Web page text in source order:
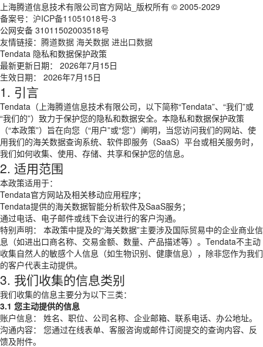
上海腾道信息技术有限公司官方网站_版权所有 © 2005-2029
备案号： 沪ICP备11051018号-3
公网安备 31011502003518号
友情链接： 腾道数据 海关数据 进出口数据
Tendata 隐私和数据保护政策
最新更新日期： 2026年7月15日
生效日期： 2026年7月15日
1. 引言
Tendata（上海腾道信息技术有限公司，以下简称“Tendata”、“我们”或
“我们的”）致力于保护您的隐私和数据安全。本隐私和数据保护政策
（“本政策”）旨在向您（“用户”或“您”）阐明，当您访问我们的网站、使
用我们的海关数据查询系统、软件即服务（SaaS）平台或相关服务时，
我们如何收集、使用、存储、共享和保护您的信息。
2. 适用范围
本政策适用于：
Tendata官方网站及相关移动应用程序；
Tendata提供的海关数据智能分析软件及SaaS服务；
通过电话、电子邮件或线下会议进行的客户沟通。
特别声明： 本政策中提及的“海关数据”主要涉及国际贸易中的企业商业信
息（如进出口商名称、交易金额、数量、产品描述等）。Tendata不主动
收集自然人的敏感个人信息（如生物识别、健康信息），除非您作为我们
的客户代表主动提供。
3. 我们收集的信息类别
我们收集的信息主要分为以下三类：
3.1 您主动提供的信息
账户信息： 姓名、职位、公司名称、企业邮箱、联系电话、办公地址。
沟通内容： 您通过在线表单、客服咨询或邮件订阅提交的查询内容、反
馈及附件。